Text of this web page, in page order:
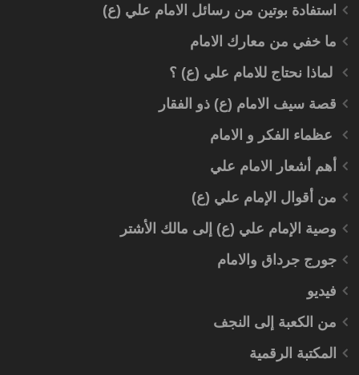
استفادة بوتين من رسائل الامام علي (ع)
ما خفي من معارك الامام
لماذا نحتاج للامام علي (ع) ؟
قصة سيف الامام (ع) ذو الفقار
عظماء الفكر و الامام
أهم أشعار الامام علي
من أقوال الإمام علي (ع)
وصية الإمام علي (ع) إلى مالك الأشتر
جورج جرداق والامام
فيديو
من الكعبة إلى النجف
المكتبة الرقمية